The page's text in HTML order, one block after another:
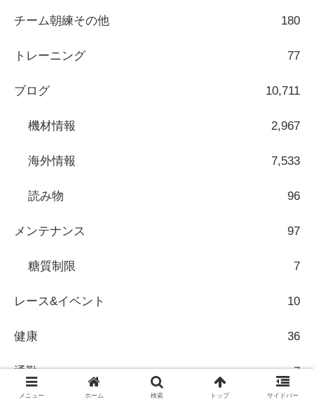
チーム朝練その他 180
トレーニング 77
ブログ 10,711
機材情報 2,967
海外情報 7,533
読み物 96
メンテナンス 97
糖質制限 7
レース&イベント 10
健康 36
通勤 7
メニュー ホーム 検索 トップ サイドバー